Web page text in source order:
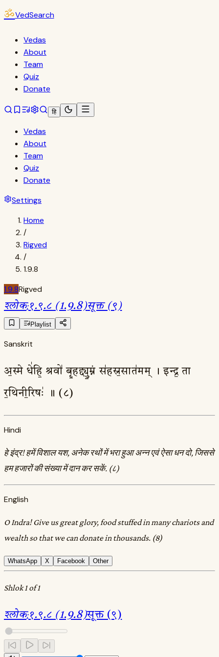
ॐVedSearch
Vedas
About
Team
Quiz
Donate
हि
Vedas
About
Team
Quiz
Donate
Settings
Home
/
Rigved
/
1.9.8
1.9.8Rigved
श्लोक:१.९.८ (1.9.8)सूक्त (९)
Playlist
Sanskrit
अ॒स्मे धे॑हि॒ श्रवो॑ बृ॒हद्द्यु॒म्नं स॑हस्र॒सात॑मम् । इन्द्र॒ ता
र॒थिनी॒रिषः॑ ॥ (८)
Hindi
हे इंद्र! हमें विशाल यश, अनेक रथों में भरा हुआ अन्न एवं ऐसा धन दो, जिससे
हम हजारों की संख्या में दान कर सकें. (८)
English
O Indra! Give us great glory, food stuffed in many chariots and
wealth so that we can donate in thousands. (8)
WhatsApp X Facebook Other
Shlok 1 of 1
श्लोक:१.९.८ (1.9.8)सूक्त (९)